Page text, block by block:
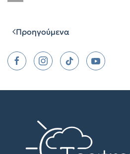
Προηγούμενα